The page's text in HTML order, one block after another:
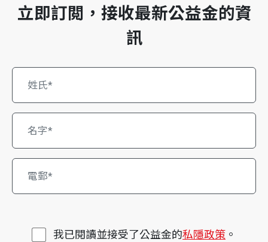
立即訂閲，接收最新公益金的資
訊
我已閱讀並接受了公益金的私隱政策 。